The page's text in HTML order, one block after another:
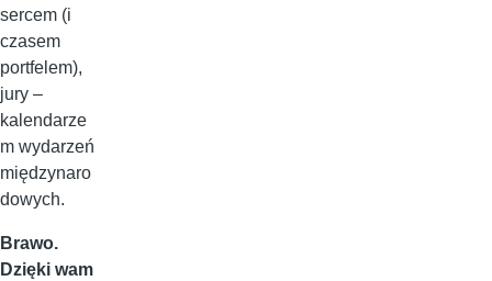
sercem (i
czasem
portfelem),
jury –
kalendarze
m wydarzeń
międzynaro
dowych.
Brawo.
Dzięki wam